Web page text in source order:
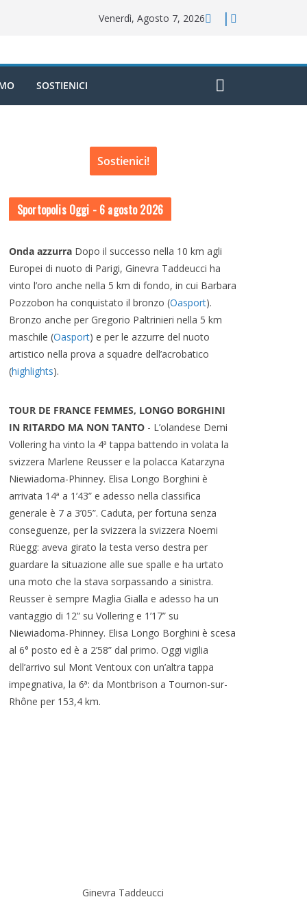
Venerdì, Agosto 7, 2026
SOSTIENICI
Sostienici!
Sportopolis Oggi - 6 agosto 2026
Onda azzurra Dopo il successo nella 10 km agli
Europei di nuoto di Parigi, Ginevra Taddeucci ha
vinto l’oro anche nella 5 km di fondo, in cui Barbara
Pozzobon ha conquistato il bronzo (Oasport).
Bronzo anche per Gregorio Paltrinieri nella 5 km
maschile (Oasport) e per le azzurre del nuoto
artistico nella prova a squadre dell’acrobatico
(highlights).
TOUR DE FRANCE FEMMES, LONGO BORGHINI
IN RITARDO MA NON TANTO - L’olandese Demi
Vollering ha vinto la 4ª tappa battendo in volata la
svizzera Marlene Reusser e la polacca Katarzyna
Niewiadoma-Phinney. Elisa Longo Borghini è
arrivata 14ª a 1’43” e adesso nella classifica
generale è 7 a 3’05”. Caduta, per fortuna senza
conseguenze, per la svizzera la svizzera Noemi
Rüegg: aveva girato la testa verso destra per
guardare la situazione alle sue spalle e ha urtato
una moto che la stava sorpassando a sinistra.
Reusser è sempre Maglia Gialla e adesso ha un
vantaggio di 12” su Vollering e 1’17” su
Niewiadoma-Phinney. Elisa Longo Borghini è scesa
al 6° posto ed è a 2’58” dal primo. Oggi vigilia
dell’arrivo sul Mont Ventoux con un’altra tappa
impegnativa, la 6ª: da Montbrison a Tournon-sur-
Rhône per 153,4 km.
Ginevra Taddeucci